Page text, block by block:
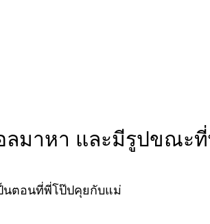
ลมาหา และมีรูปขณะ
นตอนที่พี่โป๊ปคุยกับแม่